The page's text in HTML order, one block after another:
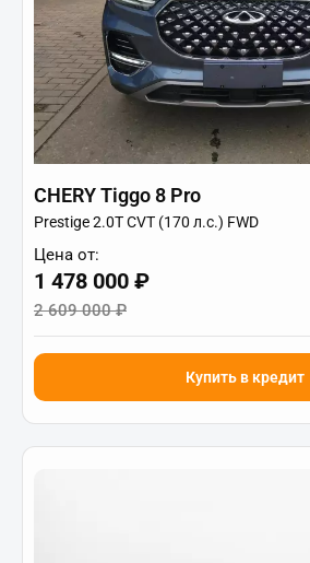
CHERY Tiggo 8 Pro
Prestige 2.0T CVT (170 л.с.) FWD
Цена от:
1 478 000 ₽
2 609 000 ₽
Купить в кредит